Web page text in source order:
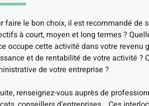
faire le bon choix, il est recommandé de
à court, moyen et long termes ?
occupe cette activité dans votre revenu
et de rentabilité de votre activité ?
de votre entreprise ?
renseignez-vous auprès de